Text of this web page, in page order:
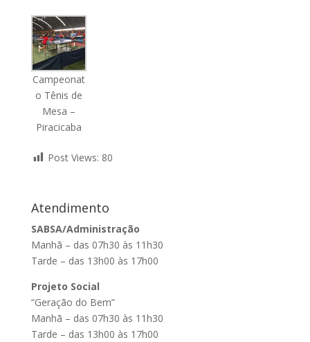
Campeonat
o Tênis de
Mesa –
Piracicaba
Post Views: 80
Atendimento
SABSA/Administração
Manhã – das 07h30 às 11h30
Tarde – das 13h00 às 17h00
Projeto Social
“Geração do Bem”
Manhã – das 07h30 às 11h30
Tarde – das 13h00 às 17h00